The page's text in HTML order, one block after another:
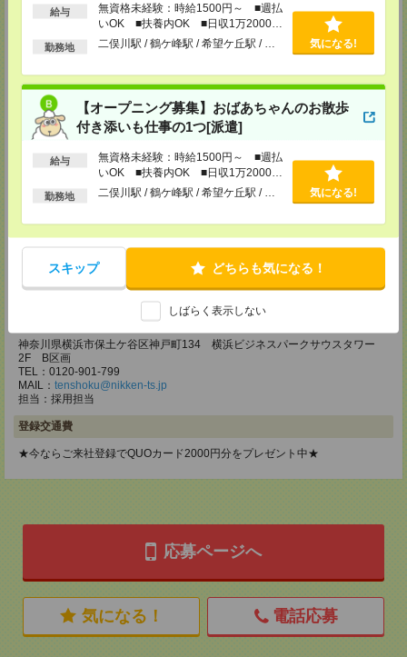
給与
無資格未経験：時給1500円～ ■週払
いOK ■扶養内OK ■日収1万2000円
以上
勤務地 二俣川駅 / 鶴ケ峰駅 / 希望ケ丘駅 / … 気になる!
【オープニング募集】おばあちゃんのお散歩
付き添いも仕事の1つ[派遣]
給与
無資格未経験：時給1500円～ ■週払
いOK ■扶養内OK ■日収1万2000円
以上
勤務地 二俣川駅 / 鶴ケ峰駅 / 希望ケ丘駅 / … 気になる!
スキップ どちらも気になる！
しばらく表示しない
MAIL：tenshoku@nikken-ts.jp
メディカルケア事業部 新宿オフィス
東京都新宿区新宿2-3-10 新宿御苑ビル6階
TEL：0120-457-235
MAIL：tenshoku@nikken-ts.jp
担当：採用担当
メディカルケア事業部 立川事業部
東京都立川市錦町1-12-14
TEL：0120-934-200
tenshoku@nikken-ts.jp
担当：採用担当
メディカルケア事業部 町田オフィス
東京都町田市森野1-7-23 大樹生命町田ビル6F
TEL：0120-453-285
MAIL：tenshoku@nikken-ts.jp
神奈川県横浜市保土ケ谷区神戸町134 横浜ビジネスパークサウスタワー
2F B区画
TEL：0120-901-799
MAIL： tenshoku@nikken-ts.jp
担当：採用担当
登録交通費
★今ならご来社登録でQUOカード2000円分をプレゼント中★
応募ページへ
気になる！ 電話応募